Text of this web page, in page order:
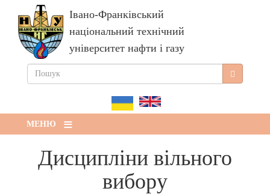
основного
вмісту
Івано-Франківський
національний технічний
університет нафти і газу
ПОШУКОВА
ПОШУК Пошук
МЕНЮ
Дисципліни вільного
вибору